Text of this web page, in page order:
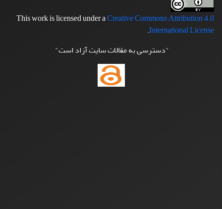
This work is licensed under aCreative Commons Attribution 4.0
International License
.
"دسترسی به مقالات سایت آزاد است"